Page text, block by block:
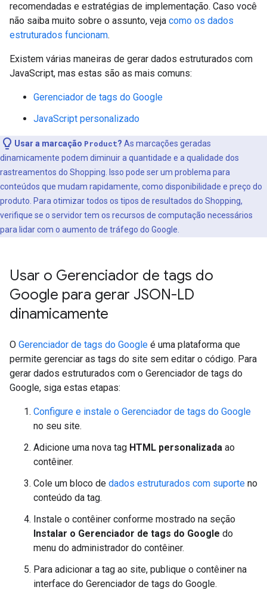
recomendadas e estratégias de implementação. Caso você
não saiba muito sobre o assunto, veja como os dados
estruturados funcionam.
Existem várias maneiras de gerar dados estruturados com
JavaScript, mas estas são as mais comuns:
Gerenciador de tags do Google
JavaScript personalizado
Usar a marcação Product? As marcações geradas
dinamicamente podem diminuir a quantidade e a qualidade dos
rastreamentos do Shopping. Isso pode ser um problema para
conteúdos que mudam rapidamente, como disponibilidade e preço do
produto. Para otimizar todos os tipos de resultados do Shopping,
verifique se o servidor tem os recursos de computação necessários
para lidar com o aumento de tráfego do Google.
Usar o Gerenciador de tags do
Google para gerar JSON-LD
dinamicamente
O Gerenciador de tags do Google é uma plataforma que
permite gerenciar as tags do site sem editar o código. Para
gerar dados estruturados com o Gerenciador de tags do
Google, siga estas etapas:
Configure e instale o Gerenciador de tags do Google
no seu site.
Adicione uma nova tag HTML personalizada ao
contêiner.
Cole um bloco de dados estruturados com suporte no
conteúdo da tag.
Instale o contêiner conforme mostrado na seção
Instalar o Gerenciador de tags do Google do
menu do administrador do contêiner.
Para adicionar a tag ao site, publique o contêiner na
interface do Gerenciador de tags do Google.